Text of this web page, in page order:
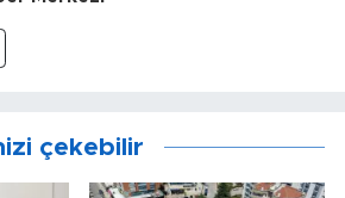
çekebilir